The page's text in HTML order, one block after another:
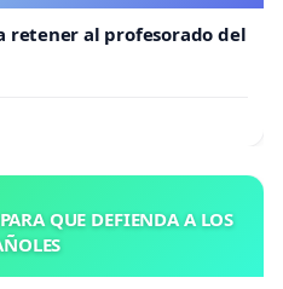
retener al profesorado del
QUE DEFIENDA A LOS